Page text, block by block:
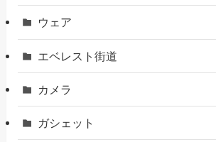
ウェア
エベレスト街道
カメラ
ガシェット